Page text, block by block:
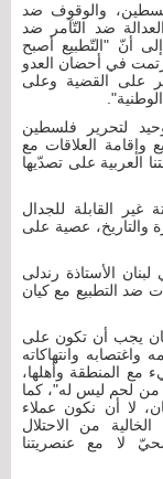
والوقوف ضد
ضد التّآمر ضد
أنّ "التّطبيع أصبح
في أحضان العدو
على القضية وعلى
لتحرير فلسطين
وإقامة العلاقات مع
العربية على تصدّيها
القابلة للجدال
والتاريخ، عصية على
الأستاذة رندلى
ضد التطبيع مع كيان
يجب أن تكون على
وانتهاكاته
مع المنطقة وأهلها،
من لحم ليس له"، كما
لا أن نكون عملاء
من الاحتلال
لا مع عنصريتنا